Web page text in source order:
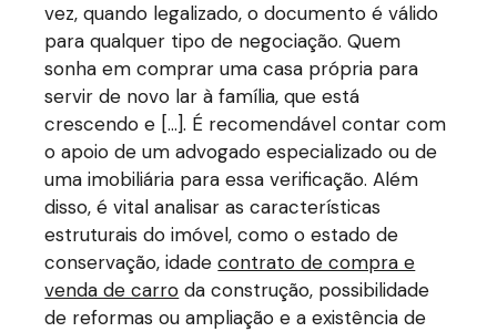
vez, quando legalizado, o documento é válido
para qualquer tipo de negociação. Quem
sonha em comprar uma casa própria para
servir de novo lar à família, que está
crescendo e […]. É recomendável contar com
o apoio de um advogado especializado ou de
uma imobiliária para essa verificação. Além
disso, é vital analisar as características
estruturais do imóvel, como o estado de
conservação, idadecontrato de compra e
venda de carro da construção, possibilidade
de reformas ou ampliação e a existência de